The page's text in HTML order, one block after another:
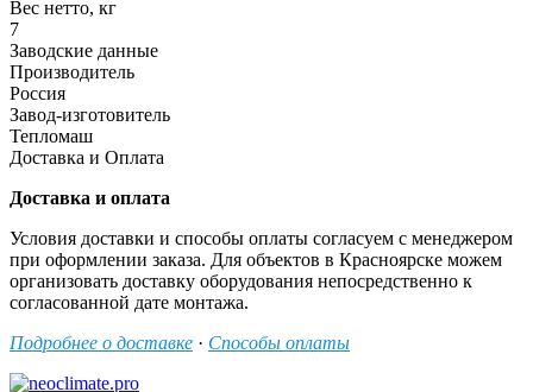
Вес нетто, кг
7
Заводские данные
Производитель
Россия
Завод-изготовитель
Тепломаш
Доставка и Оплата
Доставка и оплата
Условия доставки и способы оплаты согласуем с менеджером
при оформлении заказа. Для объектов в Красноярске можем
организовать доставку оборудования непосредственно к
согласованной дате монтажа.
Подробнее о доставке · Способы оплаты